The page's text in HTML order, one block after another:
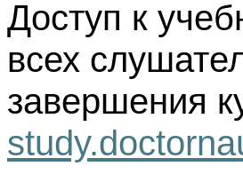
Доступ к
всех
завершения